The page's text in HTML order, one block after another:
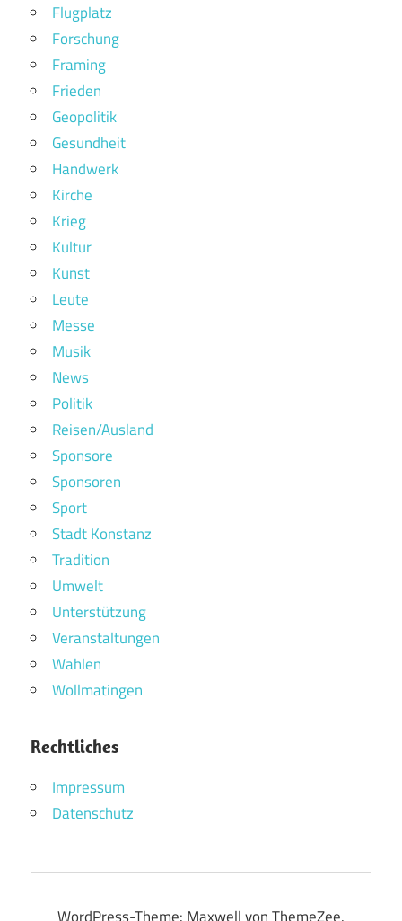
Flugplatz
Forschung
Framing
Frieden
Geopolitik
Gesundheit
Handwerk
Kirche
Krieg
Kultur
Kunst
Leute
Messe
Musik
News
Politik
Reisen/Ausland
Sponsore
Sponsoren
Sport
Stadt Konstanz
Tradition
Umwelt
Unterstützung
Veranstaltungen
Wahlen
Wollmatingen
Rechtliches
Impressum
Datenschutz